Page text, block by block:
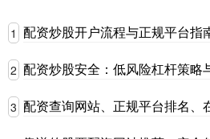
1 配资炒股开户流程与正规平台指
2 配资炒股安全：低风险杠杆策略
3 配资查询网站、正规平台排名、